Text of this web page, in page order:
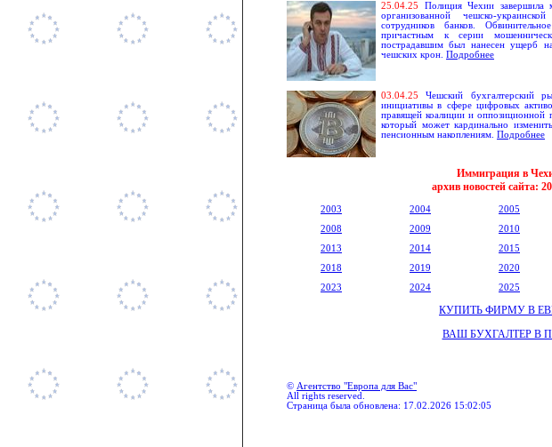
25.04.25 Полиция Чехии завершила
организованной чешско-
сотрудников банков.
причастным к серии
пострадавшим был нанесен ущерб
чешских крон. Подробнее
03.04.25Чешский бухгалтерский
инициативы в сфере цифровых
правящей коалиции и оппозиционной
который может кардинально
пенсионным накоплениям. Подробнее
Иммиграция в
архив новостей сайта:
2003 2004 2005
2008
2009 2010
2013
2014 2015
2018
2019 2020
2023
2024 2025
КУПИТЬ ФИРМУ В
ВАШ БУХГАЛТЕР В
© Агентство "Европа для Вас"
All rights reserved.
Страница была обновлена: 17.02.2026 15:02:05